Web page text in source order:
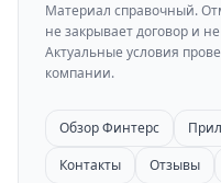
Материал справочный.
не закрывает договор и
Актуальные условия
компании.
Обзор Финтерс
Контакты
Отзывы